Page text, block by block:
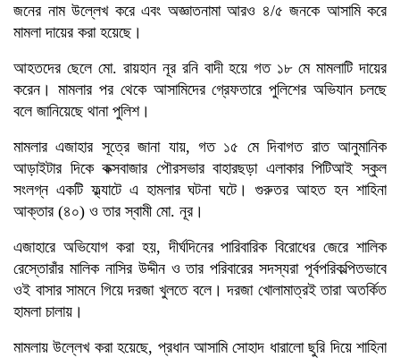
জনের নাম উল্লেখ করে এবং অজ্ঞাতনামা আরও ৪/৫ জনকে আসামি করে
মামলা দায়ের করা হয়েছে।
আহতদের ছেলে মো. রায়হান নূর রনি বাদী হয়ে গত ১৮ মে মামলাটি দায়ের
করেন। মামলার পর থেকে আসামিদের গ্রেফতারে পুলিশের অভিযান চলছে
বলে জানিয়েছে থানা পুলিশ।
মামলার এজাহার সূত্রে জানা যায়, গত ১৫ মে দিবাগত রাত আনুমানিক
আড়াইটার দিকে কক্সবাজার পৌরসভার বাহারছড়া এলাকার পিটিআই স্কুল
সংলগ্ন একটি ফ্ল্যাটে এ হামলার ঘটনা ঘটে। গুরুতর আহত হন শাহিনা
আক্তার (৪০) ও তার স্বামী মো. নূর।
এজাহারে অভিযোগ করা হয়, দীর্ঘদিনের পারিবারিক বিরোধের জেরে শালিক
রেস্তোরাঁর মালিক নাসির উদ্দীন ও তার পরিবারের সদস্যরা পূর্বপরিকল্পিতভাবে
ওই বাসার সামনে গিয়ে দরজা খুলতে বলে। দরজা খোলামাত্রই তারা অতর্কিত
হামলা চালায়।
মামলায় উল্লেখ করা হয়েছে, প্রধান আসামি সোহাদ ধারালো ছুরি দিয়ে শাহিনা